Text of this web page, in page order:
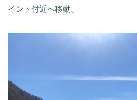
イント付近へ移動。